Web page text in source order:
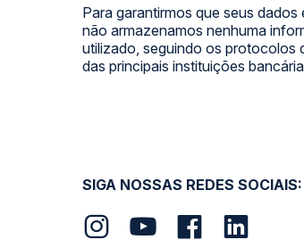
Para garantirmos que seus
não armazenamos nenhuma
utilizado, seguindo os protocolos
das principais instituições
SIGA NOSSAS REDES SOCIAIS: